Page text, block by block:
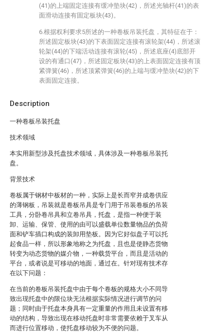
Description
一种卷板吊装托盘
技术领域
本实用新型涉及托盘技术领域，具体涉及一种卷板吊装托
盘。
背景技术
卷板属于钢材中板材的一种，实际上是长而窄并成卷供应
的薄钢板，吊装就是卷板吊具是专门用于吊装卷板的吊装
工具，分卧卷吊具和立卷吊具，托盘，是指一种便于装
卸、运输、保管、使用的由可以盛载单位数量物品的负荷
面和铲车插口构成的装卸用垫板。因为它好似盘子可以托
起食品一样，所以形象地称之为托盘，且也是使静态货物
转变为动态货物的媒介物，一种载货平台，而且是活动的
平台，或者说是可移动的地面，通过在。针对现有技术存
在以下问题：
在当前的卷板吊装托盘中由于每个卷板的规格大小不同导
致出现托盘中的限位块无法根据实际情况进行调节的问
题；同时由于托盘本身具有一定重量的作用且未设置有移
动的结构，导致出现在移动托盘时非常需要依赖于叉车从
而进行位置移动，使托盘移动较为不便的问题。
(41)的上端固定连接有缓冲垫块(42)，所述光轴杆(41)的表
面滑动连接有固定板块(43)。
6.根据权利要求5所述的一种卷板吊装托盘，其特征在于：
所述固定板块(43)的下表面固定连接有滚轮架(44)，所述滚
轮架(44)的下端活动连接有滚轮(45)，所述底座(4)底部开
设的有通口(47)，所述固定板块(43)的上表面固定连接有顶
紧弹簧(46)，所述顶紧弹簧(46)的上端与缓冲垫块(42)的下
表面固定连接。